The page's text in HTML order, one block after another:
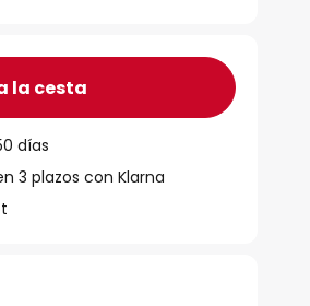
la cesta
días
3 plazos con Klarna